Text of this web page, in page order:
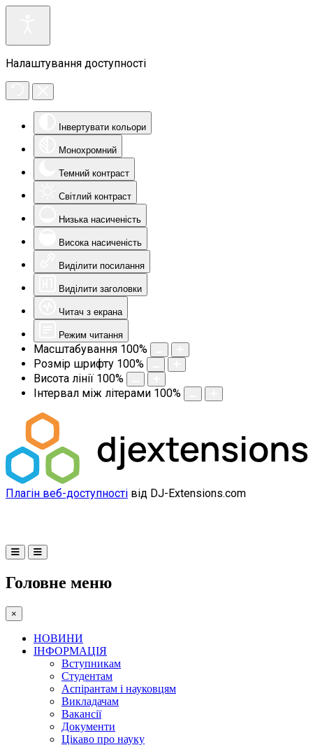
Налаштування доступності
Інвертувати кольори
Монохромний
Темний контраст
Світлий контраст
Низька насиченість
Висока насиченість
Виділити посилання
Виділити заголовки
Читач з екрана
Режим читання
Масштабування 100%
Розмір шрифту 100%
Висота лінії 100%
Інтервал між літерами 100%
Плагін веб-доступності від DJ-Extensions.com
Головне меню
×
НОВИНИ
ІНФОРМАЦІЯ
Вступникам
Студентам
Аспірантам і науковцям
Викладачам
Вакансії
Документи
Цікаво про науку